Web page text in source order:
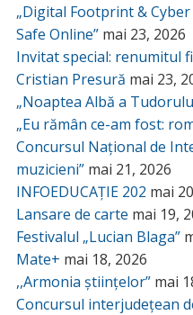
„Digital Footprint &
Safe Online” mai 23, 2026
Invitat special: renumitul
Cristian Presură mai 23,
„Noaptea Albă a
„Eu rămân ce-am fost:
Concursul Național de
muzicieni” mai 21, 2026
INFOEDUCAȚIE 202 mai
Lansare de carte mai 19,
Festivalul „Lucian Blaga”
Mate+ mai 18, 2026
,,Armonia științelor” mai
Concursul interjudețean